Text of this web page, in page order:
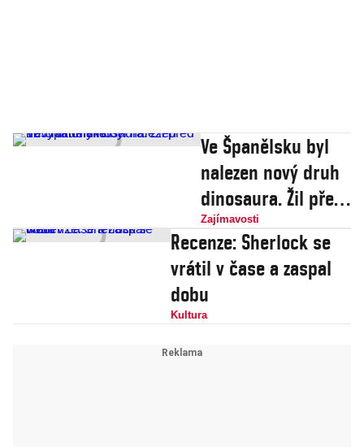
Ve Španělsku byl
nalezen nový druh
dinosaura. Žil před
125 miliony let
Zajímavosti
Recenze: Sherlock se
vrátil v čase a zaspal
dobu
Kultura